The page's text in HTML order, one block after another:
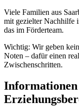
Viele Familien aus
mit gezielter Nachhilfe
das im Förderteam.
Wichtig: Wir geben
Noten – dafür einen
Zwischenschritten.